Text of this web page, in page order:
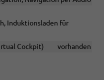
Induktionsladen für
Cockpit)
vorhanden